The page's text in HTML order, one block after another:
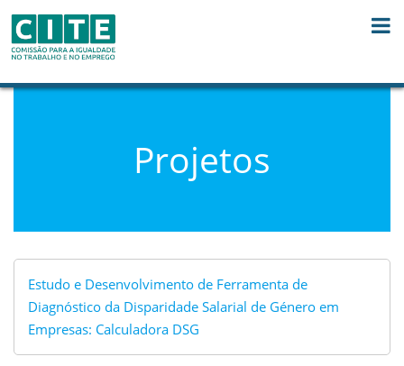
Projetos
Estudo e Desenvolvimento de Ferramenta de
Diagnóstico da Disparidade Salarial de Género em
Empresas: Calculadora DSG